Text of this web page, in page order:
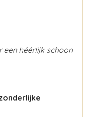
een héérlijk schoon